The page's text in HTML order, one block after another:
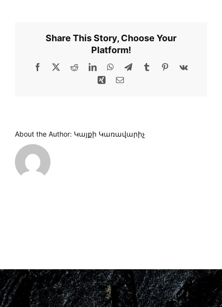
Share This Story, Choose Your
Platform!
Facebook Reddit LinkedInWhatsAppTelegram
TumblrPinterest
Xing
About the Author: Կայքի Կառավարիչ